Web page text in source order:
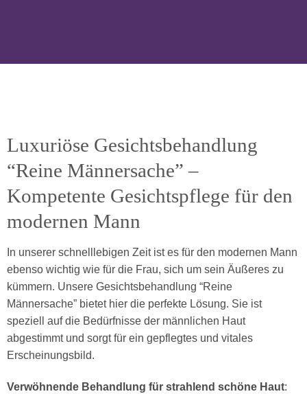
Luxuriöse Gesichtsbehandlung
“Reine Männersache” –
Kompetente Gesichtspflege für den
modernen Mann
In unserer schnelllebigen Zeit ist es für den modernen Mann
ebenso wichtig wie für die Frau, sich um sein Äußeres zu
kümmern. Unsere Gesichtsbehandlung “Reine
Männersache” bietet hier die perfekte Lösung. Sie ist
speziell auf die Bedürfnisse der männlichen Haut
abgestimmt und sorgt für ein gepflegtes und vitales
Erscheinungsbild.
Verwöhnende Behandlung für strahlend schöne Haut: